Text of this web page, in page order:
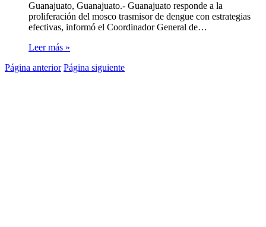
Guanajuato, Guanajuato.- Guanajuato responde a la
proliferación del mosco trasmisor de dengue con estrategias
efectivas, informó el Coordinador General de…
Leer más »
Página anterior Página siguiente